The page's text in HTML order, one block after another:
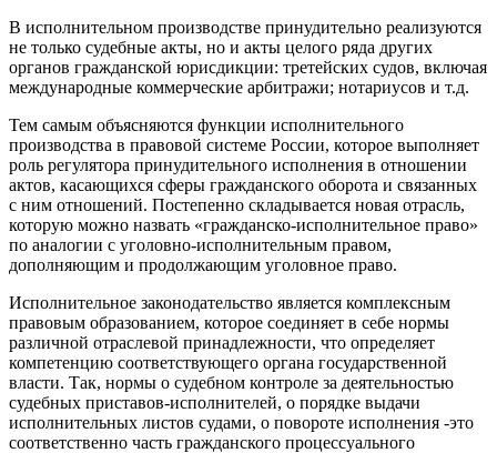
В исполнительном производстве принудительно реализуются
не только судебные акты, но и акты целого ряда других
органов гражданской юрисдикции: третейских судов, включая
международные коммерческие арбитражи; нотариусов и т.д.
Тем самым объясняются функции исполнительного
производства в правовой системе России, которое выполняет
роль регулятора принудительного исполнения в отношении
актов, касающихся сферы гражданского оборота и связанных
с ним отношений. Постепенно складывается новая отрасль,
которую можно назвать «гражданско-исполнительное право»
по аналогии с уголовно-исполнительным правом,
дополняющим и продолжающим уголовное право.
Исполнительное законодательство является комплексным
правовым образованием, которое соединяет в себе нормы
различной отраслевой принадлежности, что определяет
компетенцию соответствующего органа государственной
власти. Так, нормы о судебном контроле за деятельностью
судебных приставов-исполнителей, о порядке выдачи
исполнительных листов судами, о повороте исполнения -это
соответственно часть гражданского процессуального